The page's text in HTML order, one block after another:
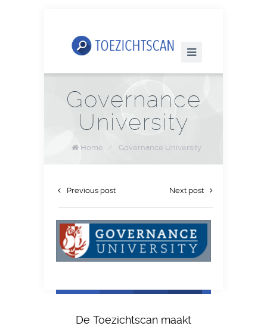
Governance
University
Home / Governance University
Previous post Next post
De Toezichtscan maakt